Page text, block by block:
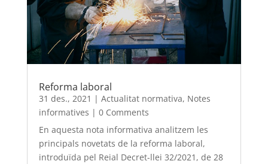
Reforma laboral
31 des., 2021 | Actualitat normativa, Notes
informatives | 0 Comments
En aquesta nota informativa analitzem les
principals novetats de la reforma laboral,
introduïda pel Reial Decret-llei 32/2021, de 28